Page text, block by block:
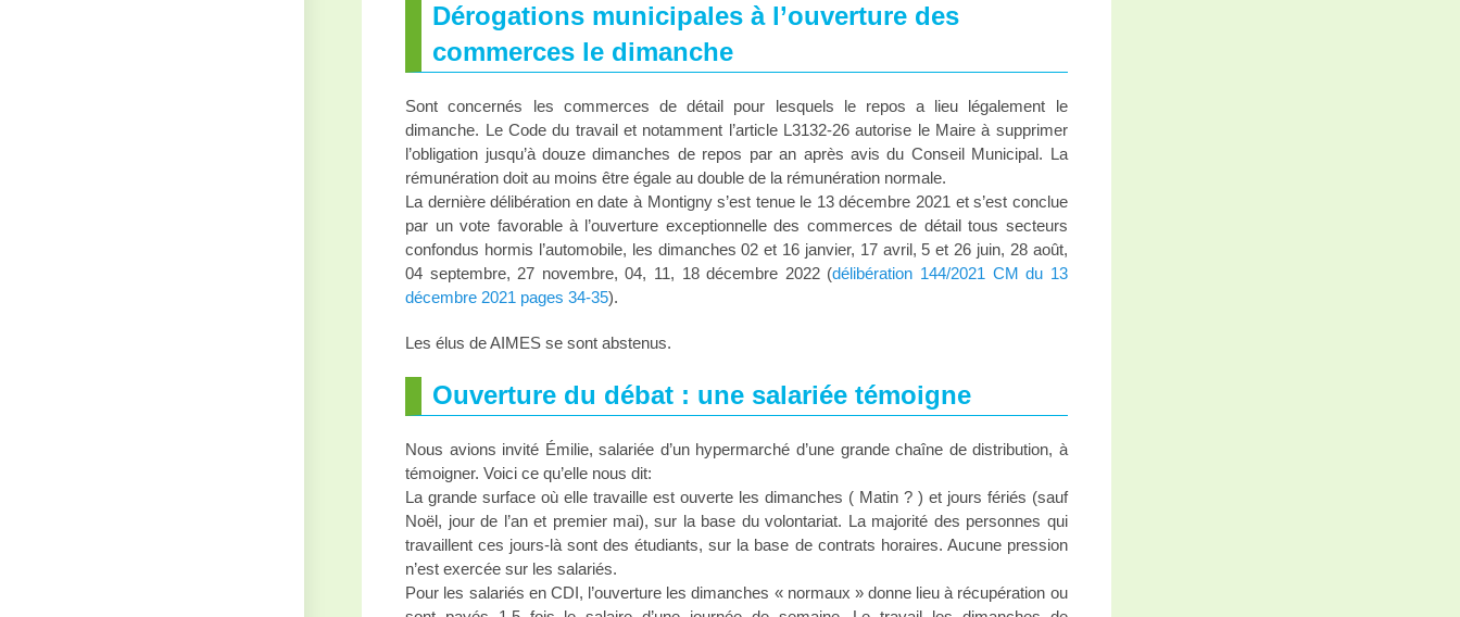
Dérogations municipales à l’ouverture des
commerces le dimanche
Sont concernés les commerces de détail pour lesquels le repos a lieu légalement le
dimanche. Le Code du travail et notamment l’article L3132-26 autorise le Maire à supprimer
l’obligation jusqu’à douze dimanches de repos par an après avis du Conseil Municipal. La
rémunération doit au moins être égale au double de la rémunération normale.
La dernière délibération en date à Montigny s’est tenue le 13 décembre 2021 et s’est conclue
par un vote favorable à l’ouverture exceptionnelle des commerces de détail tous secteurs
confondus hormis l’automobile, les dimanches 02 et 16 janvier, 17 avril, 5 et 26 juin, 28 août,
04 septembre, 27 novembre, 04, 11, 18 décembre 2022 (délibération 144/2021 CM du 13
décembre 2021 pages 34-35).
Les élus de AIMES se sont abstenus.
Ouverture du débat : une salariée témoigne
Nous avions invité Émilie, salariée d’un hypermarché d’une grande chaîne de distribution, à
témoigner. Voici ce qu’elle nous dit:
La grande surface où elle travaille est ouverte les dimanches ( Matin ? ) et jours fériés (sauf
Noël, jour de l’an et premier mai), sur la base du volontariat. La majorité des personnes qui
travaillent ces jours-là sont des étudiants, sur la base de contrats horaires. Aucune pression
n’est exercée sur les salariés.
Pour les salariés en CDI, l’ouverture les dimanches « normaux » donne lieu à récupération ou